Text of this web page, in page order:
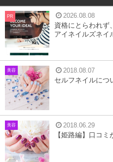
乾燥肌の原因は、間違ったス
不規則な生活リズムという3
が多いです。
PR 2026.08.08
資格にとらわれず
アイネイルズネイ
美容 2018.08.07
セルフネイルにつ
美容 2018.06.29
【姫路編】口コ